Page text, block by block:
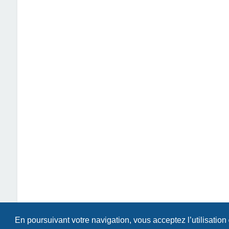
En poursuivant votre navigation, vous acceptez l’utilisation
Index du forum